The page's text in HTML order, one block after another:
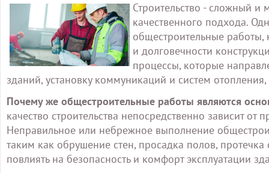
Строительство - сложный
качественного подхода.
общестроительные работы,
и долговечности
процессы, которые
зданий, установку коммуникаций и систем
Почему же общестроительные работы являются
качество строительства непосредственно зависит
Неправильное или небрежное выполнение
таким как обрушение стен, просадка полов,
повлиять на безопасность и комфорт эксплуатации